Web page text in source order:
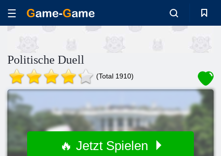
Politische Duell
(Total 1910)
🔥 Jetzt Spielen